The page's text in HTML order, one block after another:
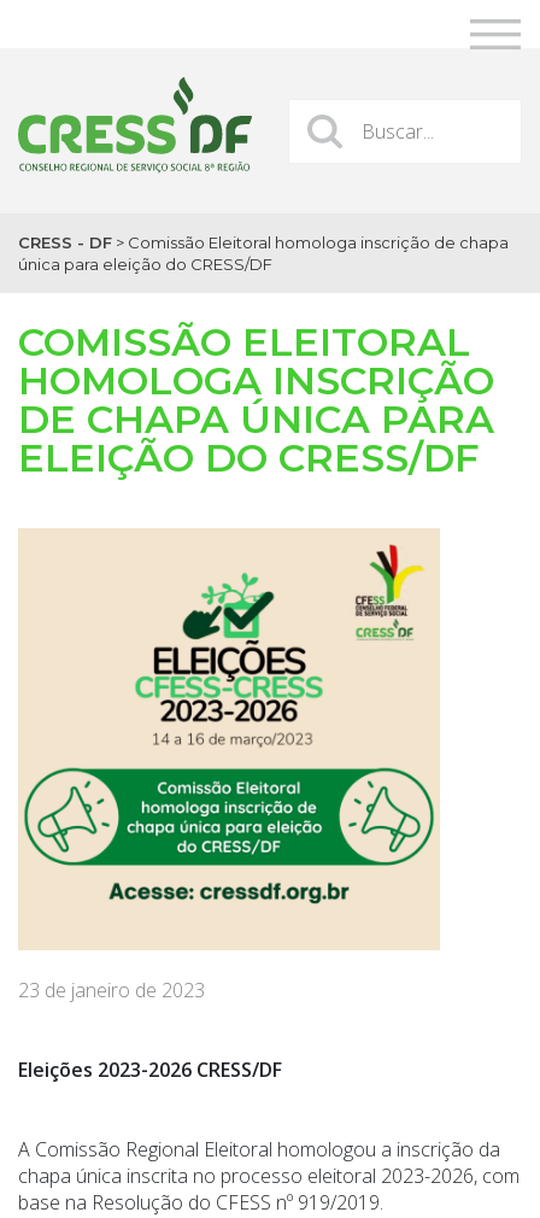
CRESS - DF > Comissão Eleitoral homologa inscrição de chapa
única para eleição do CRESS/DF
COMISSÃO ELEITORAL
HOMOLOGA INSCRIÇÃO
DE CHAPA ÚNICA PARA
ELEIÇÃO DO CRESS/DF
23 de janeiro de 2023
Eleições 2023-2026 CRESS/DF
A Comissão Regional Eleitoral homologou a inscrição da
chapa única inscrita no processo eleitoral 2023-2026, com
base na Resolução do CFESS nº 919/2019.